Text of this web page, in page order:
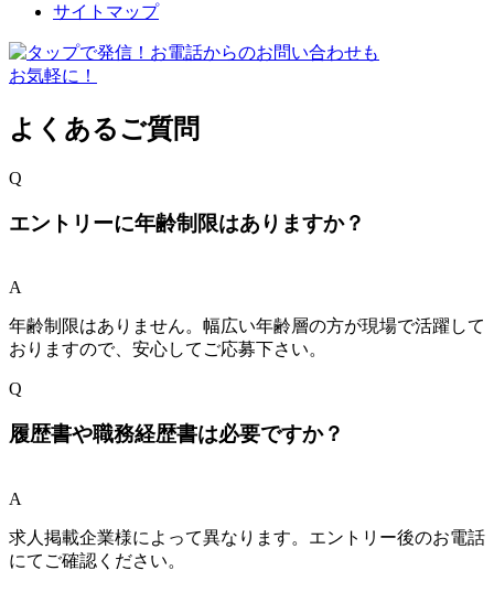
サイトマップ
よくあるご質問
Q
エントリーに年齢制限はありますか？
A
年齢制限はありません。幅広い年齢層の方が現場で活躍して
おりますので、安心してご応募下さい。
Q
履歴書や職務経歴書は必要ですか？
A
求人掲載企業様によって異なります。エントリー後のお電話
にてご確認ください。